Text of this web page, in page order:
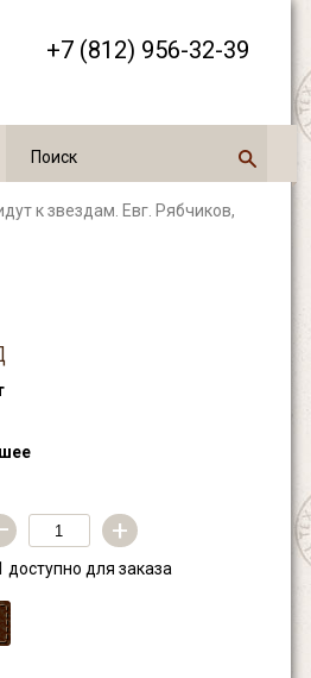
+7 (812) 956-32-39
к звездам. Евг. Рябчиков,
+
доступно для заказа